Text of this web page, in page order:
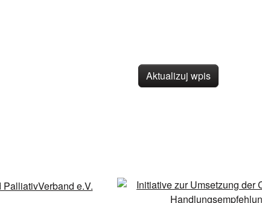
Aktualizuj wpis